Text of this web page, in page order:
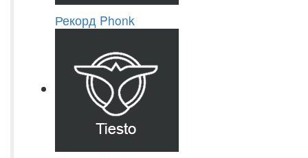
Рекорд Phonk